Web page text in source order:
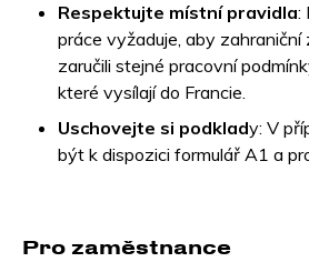
Respektujte místní pravidla:
práce vyžaduje, aby
zaručili stejné pracovní
které vysílají do Francie.
Uschovejte si podklady: V
být k dispozici formulář A1 a
Pro zaměstnance